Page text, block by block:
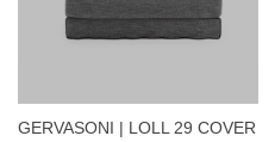
GERVASONI | LOLL 29 COVER